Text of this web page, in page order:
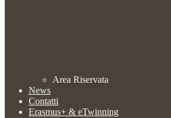
Area Riservata
News
Contatti
Erasmus+ & eTwinning